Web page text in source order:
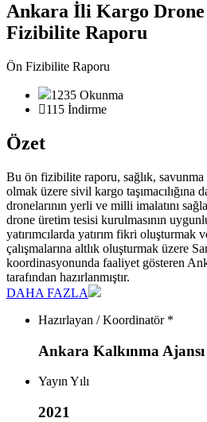
Ankara İli Kargo
Fizibilite Raporu
Ön Fizibilite Raporu
1235 Okunma
115 İndirme
Özet
Bu ön fizibilite raporu, sağlık, savunma
olmak üzere sivil kargo taşımacılığına
dronelarının yerli ve milli imalatını
drone üretim tesisi kurulmasının
yatırımcılarda yatırım fikri oluşturmak
çalışmalarına altlık oluşturmak üzere
koordinasyonunda faaliyet gösteren
tarafından hazırlanmıştır.
DAHA FAZLA
Hazırlayan / Koordinatör *
Ankara Kalkınma Ajansı
Yayın Yılı
2021